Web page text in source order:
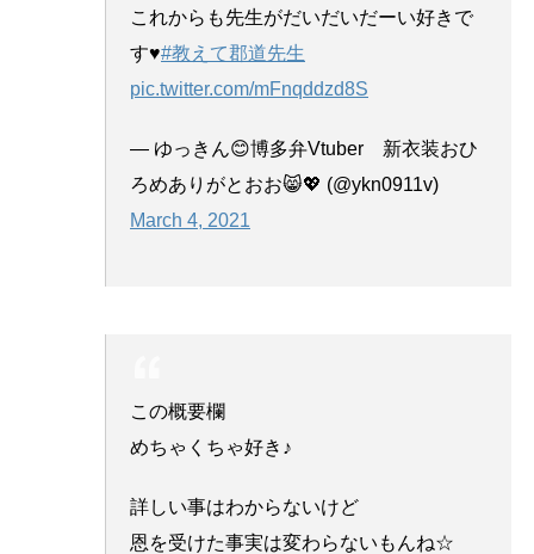
これからも先生がだいだいだーい好きで
す♥#教えて郡道先生
pic.twitter.com/mFnqddzd8S
— ゆっきん😊博多弁Vtuber 新衣装おひ
ろめありがとおお😸💖 (@ykn0911v)
March 4, 2021
この概要欄
めちゃくちゃ好き♪
詳しい事はわからないけど
恩を受けた事実は変わらないもんね☆